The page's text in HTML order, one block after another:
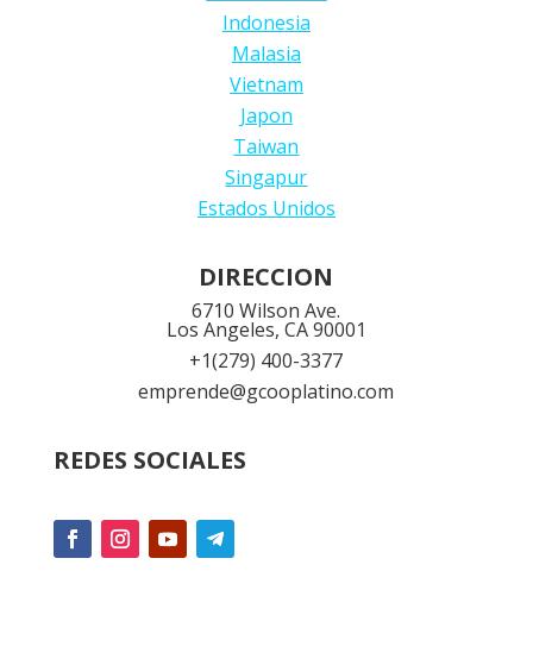
Indonesia
Malasia
Vietnam
Japon
Taiwan
Singapur
Estados Unidos
DIRECCION
6710 Wilson Ave.
Los Angeles, CA 90001
+1(279) 400-3377
emprende@gcooplatino.com
REDES SOCIALES